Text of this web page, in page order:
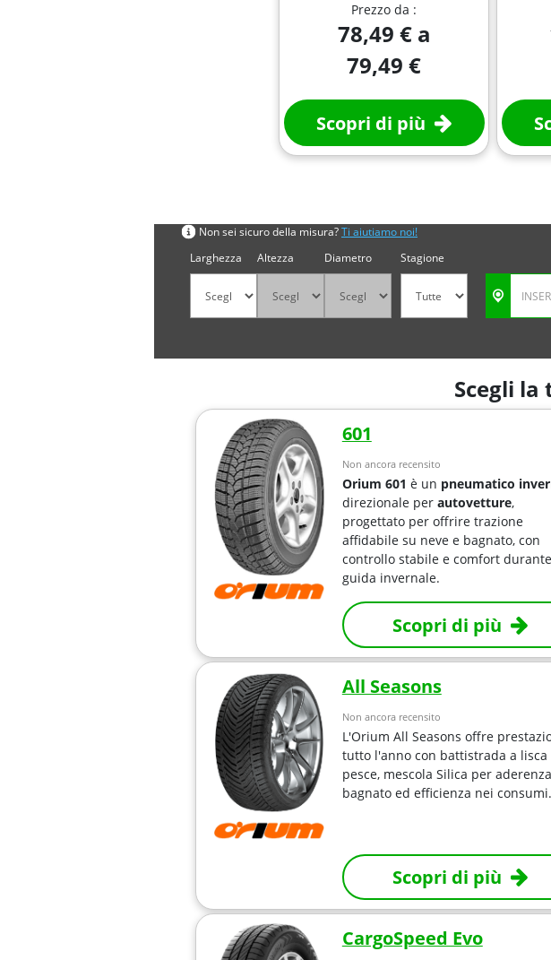
Prezzo da :
78,49 € a
79,49 €
Scopri di più
Non sei sicuro della misura?Ti aiutiamo noi!
Larghezza
Altezza Diametro Stagione
Scegli la
601
Non ancora recensito
Orium 601 è un pneumatico
direzionale per autovetture,
progettato per offrire trazione
affidabile su neve e bagnato, con
controllo stabile e comfort
guida invernale.
Scopri di più
All Seasons
Non ancora recensito
L'Orium All Seasons offre
tutto l'anno con battistrada a lisca
pesce, mescola Silica per
bagnato ed efficienza nei consumi.
Scopri di più
CargoSpeed Evo